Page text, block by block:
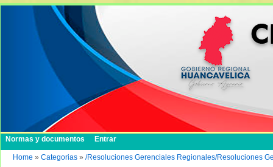
Normas y documentos Entrar
Home » Categorias » /Resoluciones Gerenciales Regionales/Resoluciones